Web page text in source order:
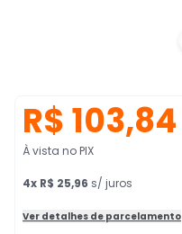
R$ 103,84
À vista no PIX
4x R$ 25,96 s/ juros
Ver detalhes de parcelamento